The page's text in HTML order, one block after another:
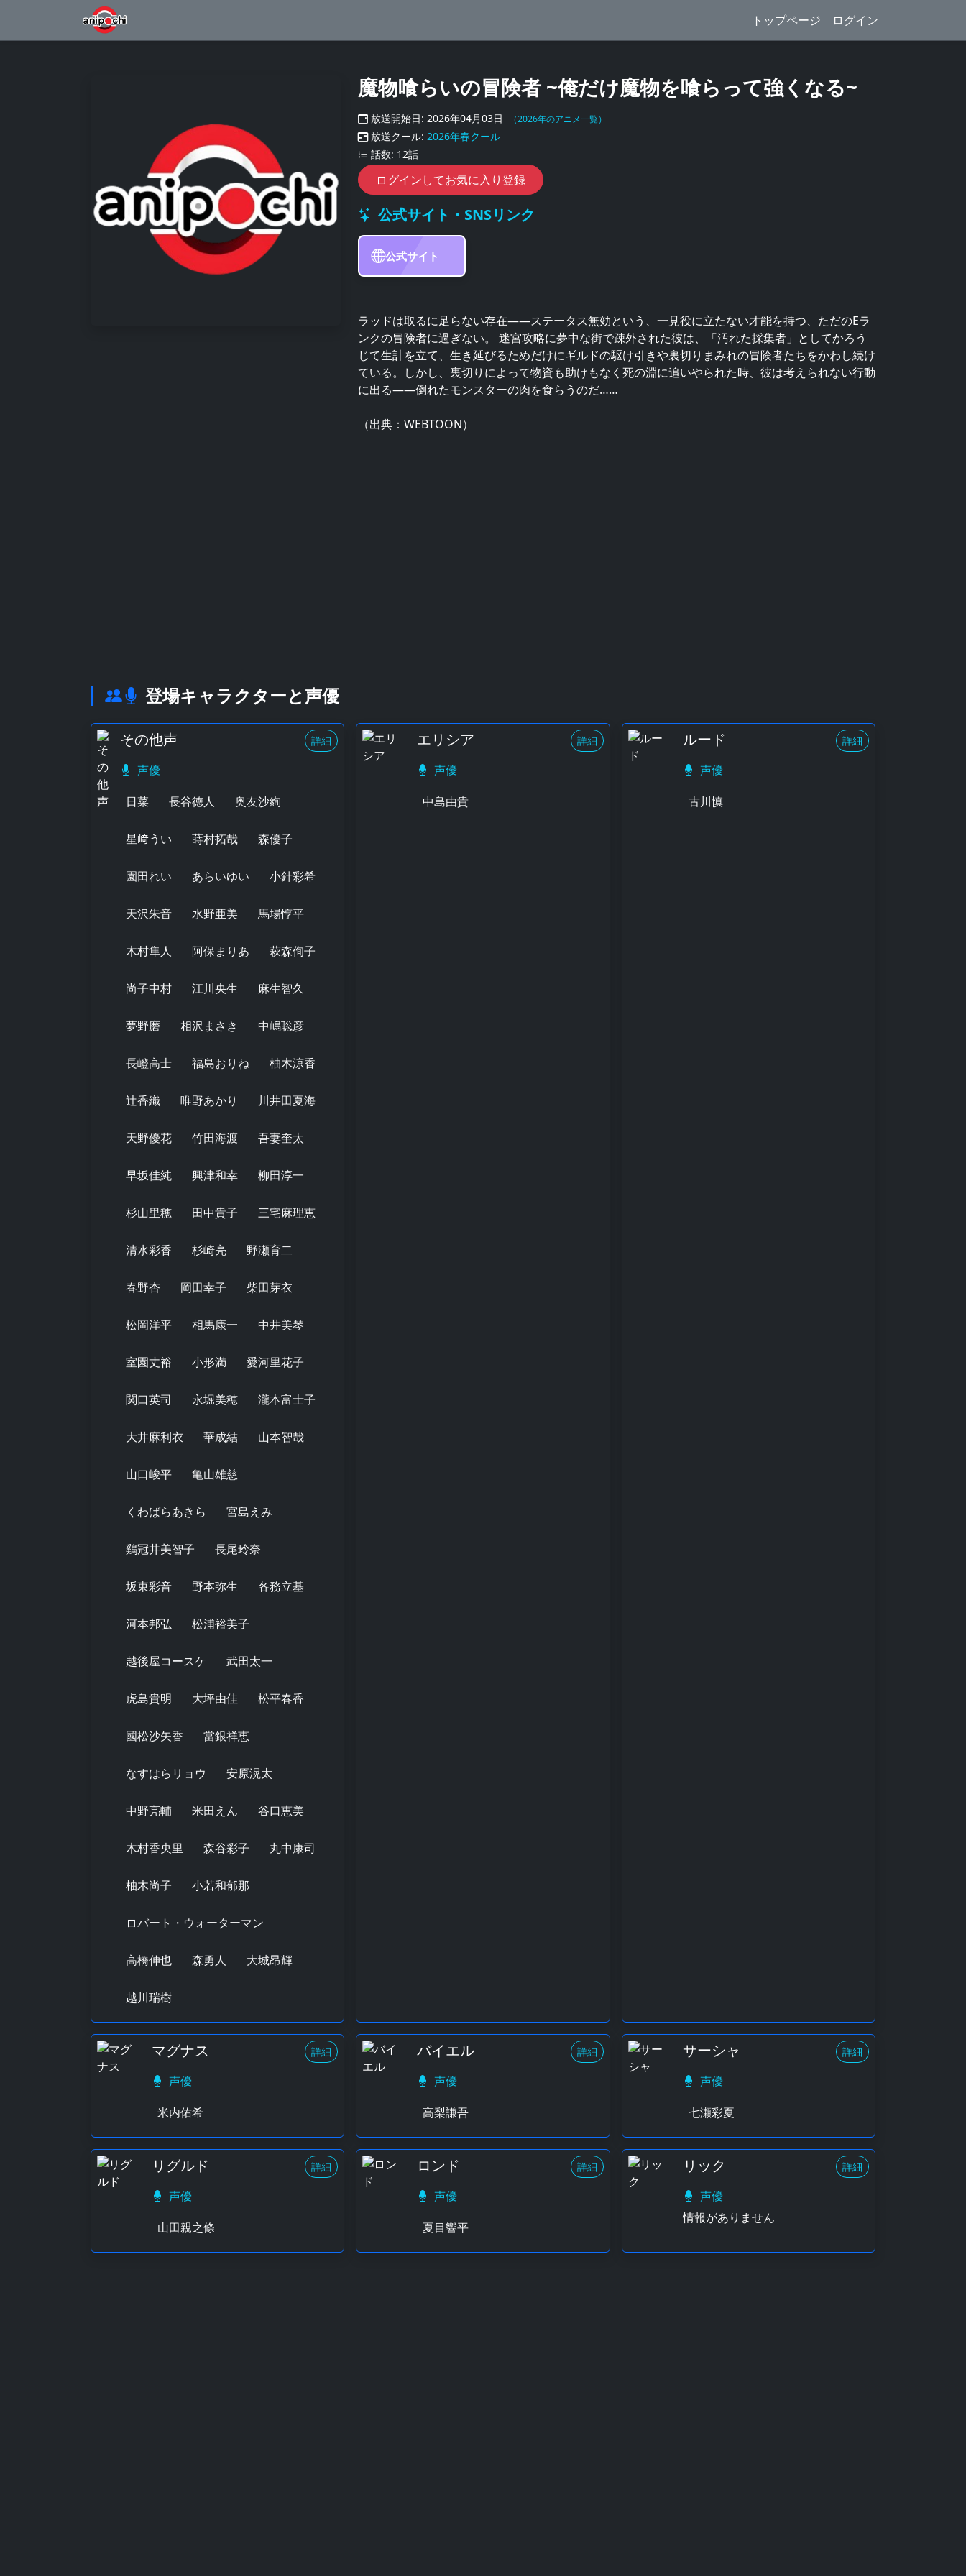
トップページ ログイン
魔物喰らいの冒険者 ~俺だけ魔物を喰らって強くなる~
放送開始日: 2026年04月03日 （2026年のアニメ一覧）
放送クール: 2026年春クール
話数: 12話
ログインしてお気に入り登録
公式サイト・SNSリンク
公式サイト
ラッドは取るに足らない存在――ステータス無効という、一見役に立たない才能を持つ、ただのEラ
ンクの冒険者に過ぎない。 迷宮攻略に夢中な街で疎外された彼は、「汚れた採集者」としてかろう
じて生計を立て、生き延びるためだけにギルドの駆け引きや裏切りまみれの冒険者たちをかわし続け
ている。しかし、裏切りによって物資も助けもなく死の淵に追いやられた時、彼は考えられない行動
に出る――倒れたモンスターの肉を食らうのだ……
（出典：WEBTOON）
登場キャラクターと声優
その他声 詳細
声優
日菜
長谷徳人 奥友沙絢
星﨑うい 蒔村拓哉 森優子
園田れい あらいゆい 小針彩希
天沢朱音 水野亜美 馬場惇平
木村隼人 阿保まりあ 萩森侚子
尚子中村 江川央生 麻生智久
夢野磨 相沢まさき 中嶋聡彦
長嶝高士 福島おりね 柚木涼香
辻香織 唯野あかり 川井田夏海
天野優花 竹田海渡 吾妻奎太
早坂佳純 興津和幸 柳田淳一
杉山里穂 田中貴子 三宅麻理恵
清水彩香 杉崎亮 野瀬育二
春野杏 岡田幸子 柴田芽衣
松岡洋平 相馬康一 中井美琴
室園丈裕 小形満 愛河里花子
関口英司 永堀美穂 瀧本富士子
大井麻利衣 華成結 山本智哉
山口峻平 亀山雄慈
くわばらあきら 宮島えみ
鷄冠井美智子 長尾玲奈
坂東彩音 野本弥生 各務立基
河本邦弘 松浦裕美子
越後屋コースケ 武田太一
虎島貴明 大坪由佳 松平春香
國松沙矢香 當銀祥恵
なすはらリョウ 安原滉太
中野亮輔 米田えん 谷口恵美
木村香央里 森谷彩子 丸中康司
柚木尚子 小若和郁那
ロバート・ウォーターマン
高橋伸也 森勇人 大城昂輝
越川瑞樹
エリシア 詳細
声優
中島由貴
ルード 詳細
声優
古川慎
マグナス 詳細
声優
米内佑希
バイエル 詳細
声優
高梨謙吾
サーシャ 詳細
声優
七瀬彩夏
リグルド 詳細
声優
山田親之條
ロンド 詳細
声優
夏目響平
リック 詳細
声優
情報がありません